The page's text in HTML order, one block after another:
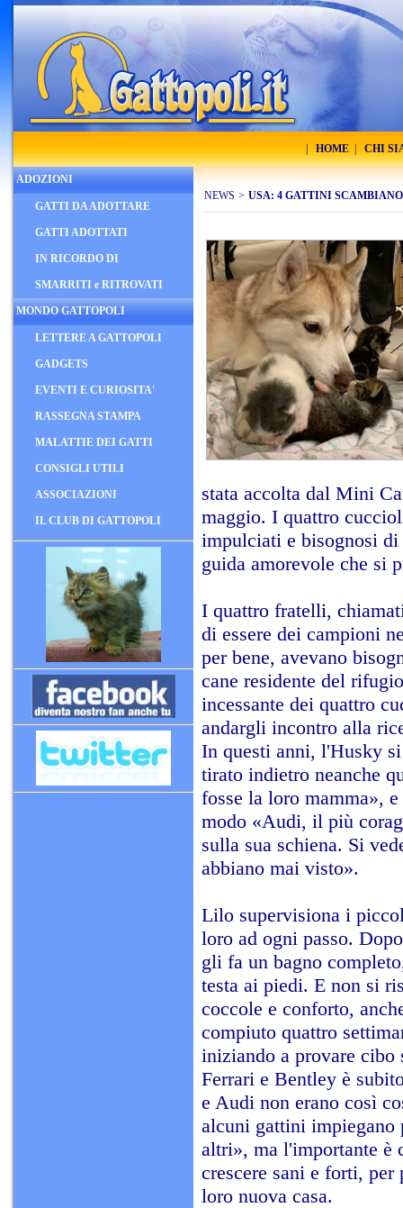
HOME CHI
ADOZIONI
GATTI DA ADOTTARE
GATTI ADOTTATI
IN RICORDO DI
SMARRITI e RITROVATI
MONDO GATTOPOLI
LETTERE A GATTOPOLI
GADGETS
EVENTI E CURIOSITA'
RASSEGNA STAMPA
MALATTIE DEI GATTI
CONSIGLI UTILI
ASSOCIAZIONI
IL CLUB DI GATTOPOLI
NEWS > USA: 4 GATTINI
stata accolta dal Mini
maggio. I quattro
impulciati e bisognosi
guida amorevole che si
I quattro fratelli,
di essere dei campioni
per bene, avevano
cane residente del
incessante dei quattro
andargli incontro alla
In questi anni, l'Husky
tirato indietro neanche
fosse la loro mamma»,
modo «Audi, il più
sulla sua schiena. Si
abbiano mai visto».
Lilo supervisiona i
loro ad ogni passo.
gli fa un bagno
testa ai piedi. E non si
coccole e conforto,
compiuto quattro
iniziando a provare cibo
Ferrari e Bentley è
e Audi non erano così
alcuni gattini impiegano
altri», ma l'importante è
crescere sani e forti, per
loro nuova casa.